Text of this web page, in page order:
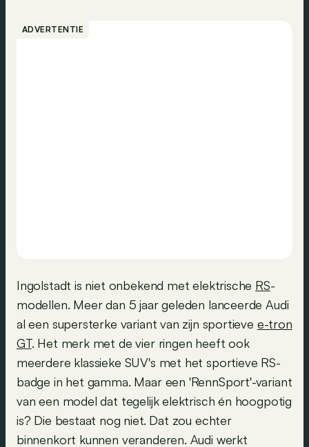
ADVERTENTIE
Ingolstadt is niet onbekend met elektrische RS-
modellen. Meer dan 5 jaar geleden lanceerde Audi
al een supersterke variant van zijn sportieve e-tron
GT. Het merk met de vier ringen heeft ook
meerdere klassieke SUV's met het sportieve RS-
badge in het gamma. Maar een 'RennSport'-variant
van een model dat tegelijk elektrisch én hoogpotig
is? Die bestaat nog niet. Dat zou echter
binnenkort kunnen veranderen. Audi werkt